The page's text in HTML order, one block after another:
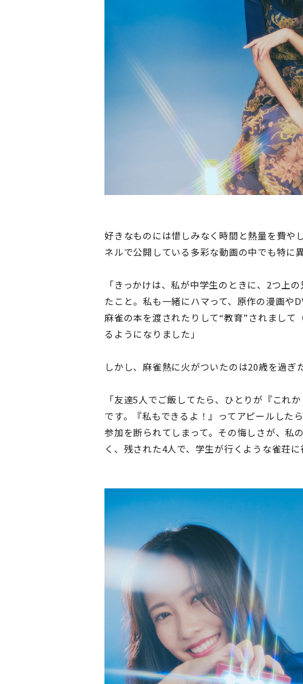
好きなものには惜しみなく時間と熱量を費や
ネルで公開している多彩な動画の中でも特に
「きっかけは、私が中学生のときに、2つ
たこと。私も一緒にハマって、原作の漫画や
麻雀の本を渡されたりして“教育”されまして
るようになりました」
しかし、麻雀熱に火がついたのは20歳を過ぎ
「友達5人でご飯してたら、ひとりが『これ
です。『私もできるよ！』ってアピールした
参加を断られてしまって。その悔しさが、私
く、残された4人で、学生が行くような雀荘に